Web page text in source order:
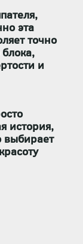
эта
точно
и
история,
выбирает